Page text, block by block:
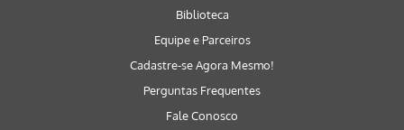
Biblioteca
Equipe e Parceiros
Cadastre-se Agora Mesmo!
Perguntas Frequentes
Fale Conosco